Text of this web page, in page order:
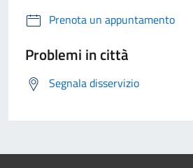
Prenota un appuntamento
Problemi in città
Segnala disservizio